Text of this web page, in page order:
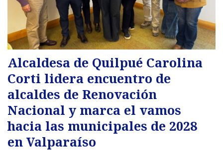
Alcaldesa de Quilpué Carolina
Corti lidera encuentro de
alcaldes de Renovación
Nacional y marca el vamos
hacia las municipales de 2028
en Valparaíso